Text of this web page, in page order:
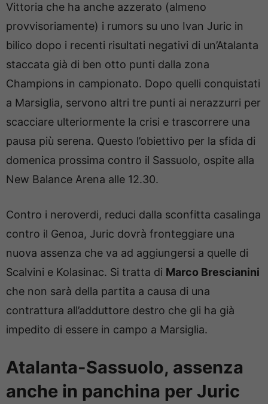
Vittoria che ha anche azzerato (almeno
provvisoriamente) i rumors su uno Ivan Juric in
bilico dopo i recenti risultati negativi di un’Atalanta
staccata già di ben otto punti dalla zona
Champions in campionato. Dopo quelli conquistati
a Marsiglia, servono altri tre punti ai nerazzurri per
scacciare ulteriormente la crisi e trascorrere una
pausa più serena. Questo l’obiettivo per la sfida di
domenica prossima contro il Sassuolo, ospite alla
New Balance Arena alle 12.30.
Contro i neroverdi, reduci dalla sconfitta casalinga
contro il Genoa, Juric dovrà fronteggiare una
nuova assenza che va ad aggiungersi a quelle di
Scalvini e Kolasinac. Si tratta di Marco Brescianini
che non sarà della partita a causa di una
contrattura all’adduttore destro che gli ha già
impedito di essere in campo a Marsiglia.
Atalanta-Sassuolo, assenza
anche in panchina per Juric